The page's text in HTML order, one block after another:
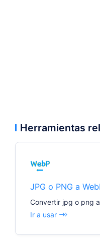
Herramientas
JPG o PNG a
Convertir jpg o png
Ir a usar